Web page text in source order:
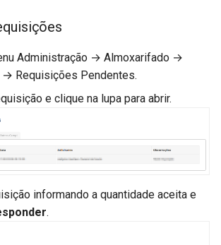
Administração → Almoxarifado →
Requisições Pendentes.
e clique na lupa para abrir.
informando a quantidade aceita e
.